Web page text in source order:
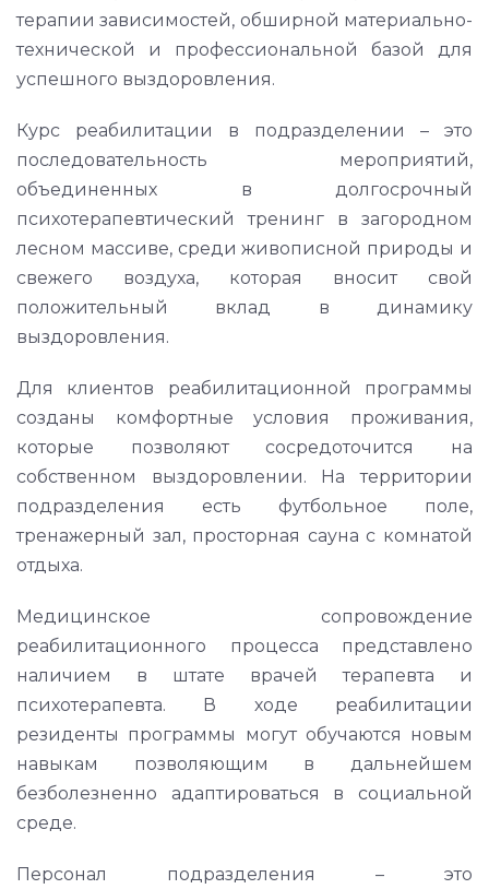
терапии зависимостей, обширной материально-
технической и профессиональной базой для
успешного выздоровления.
Курс реабилитации в подразделении – это
последовательность мероприятий,
объединенных в долгосрочный
психотерапевтический тренинг в загородном
лесном массиве, среди живописной природы и
свежего воздуха, которая вносит свой
положительный вклад в динамику
выздоровления.
Для клиентов реабилитационной программы
созданы комфортные условия проживания,
которые позволяют сосредоточится на
собственном выздоровлении. На территории
подразделения есть футбольное поле,
тренажерный зал, просторная сауна с комнатой
отдыха.
Медицинское сопровождение
реабилитационного процесса представлено
наличием в штате врачей терапевта и
психотерапевта. В ходе реабилитации
резиденты программы могут обучаются новым
навыкам позволяющим в дальнейшем
безболезненно адаптироваться в социальной
среде.
Персонал подразделения – это